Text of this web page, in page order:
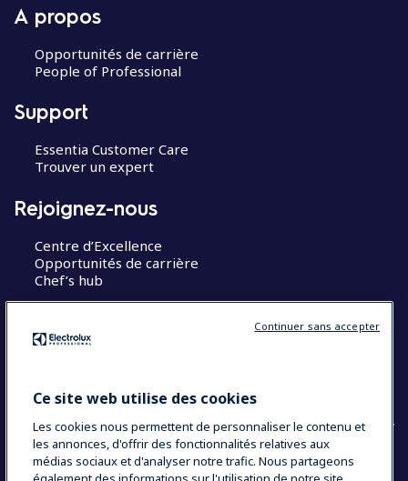
A propos
Opportunités de carrière
People of Professional
Support
Essentia Customer Care
Trouver un expert
Rejoignez-nous
Centre d’Excellence
Opportunités de carrière
Chef’s hub
Ce site web utilise des cookies
Les cookies nous permettent de personnaliser le contenu et
les annonces, d'offrir des fonctionnalités relatives aux
médias sociaux et d'analyser notre trafic. Nous partageons
Continuer sans accepter